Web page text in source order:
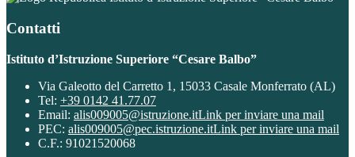
Contatti
Istituto d’Istruzione Superiore “Cesare Balbo”
Via Galeotto del Carretto 1, 15033 Casale Monferrato (AL)
Tel: +39 0142 41.77.07
Email: alis009005@istruzione.itLink per inviare una mail
PEC: alis009005@pec.istruzione.itLink per inviare una mail
C.F.: 91021520068